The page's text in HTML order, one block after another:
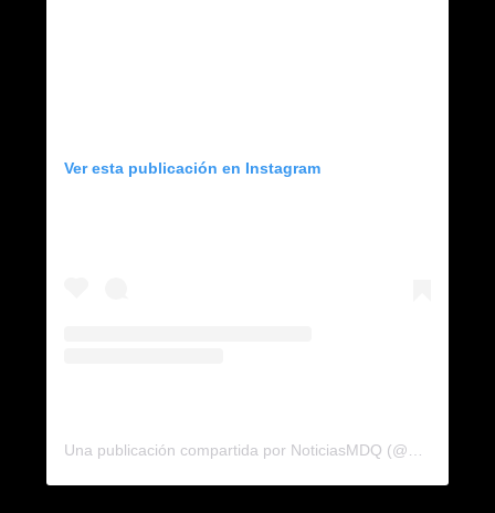
Ver esta publicación en Instagram
Una publicación compartida por NoticiasMDQ (@noticiasmdq)